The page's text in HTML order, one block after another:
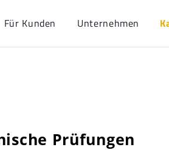
Für Kunden Unternehmen
Prüfungen